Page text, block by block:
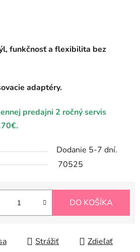
funkčnosť a flexibilita bez
adaptéry.
predajni 2 ročný servis
Dodanie 5-7 dní.
70525
DO KOŠÍKA
Strážiť Zdieľať